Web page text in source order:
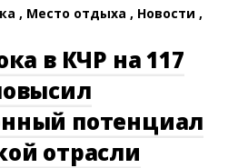
, Место отдыха , Новости ,
в КЧР на 117
потенциал
отрасли